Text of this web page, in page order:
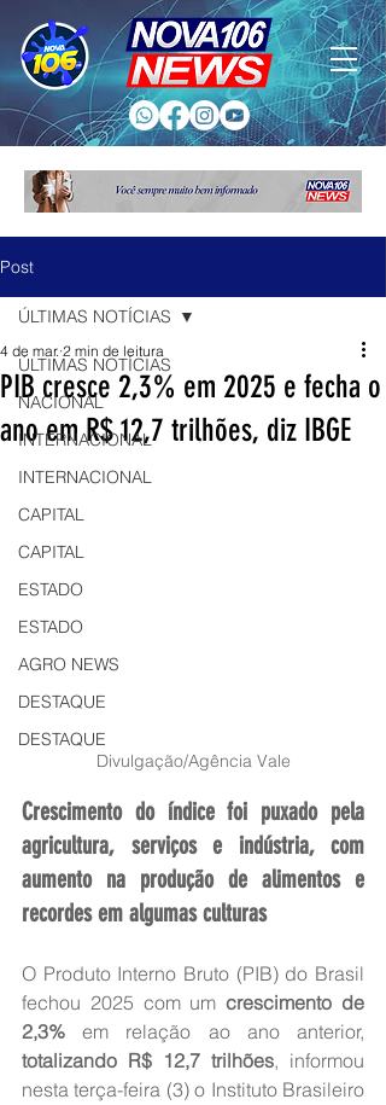
Post
ÚLTIMAS NOTÍCIAS
NACIONAL
INTERNACIONAL
INTERNACIONAL
CAPITAL
CAPITAL
ESTADO
ESTADO
AGRO NEWS
DESTAQUE
DESTAQUE
ÚLTIMAS NOTÍCIAS
PIB cresce 2,3% em 2025 e fecha o
ano em R$ 12,7 trilhões, diz IBGE
4 de mar. 2 min de leitura
Divulgação/Agência Vale
Crescimento do índice foi puxado pela
agricultura, serviços e indústria, com
aumento na produção de alimentos e
recordes em algumas culturas
O Produto Interno Bruto (PIB) do Brasil
fechou 2025 com um crescimento de
2,3%
totalizando R$ 12,7 trilhões, informou
nesta terça-feira (3) o Instituto Brasileiro